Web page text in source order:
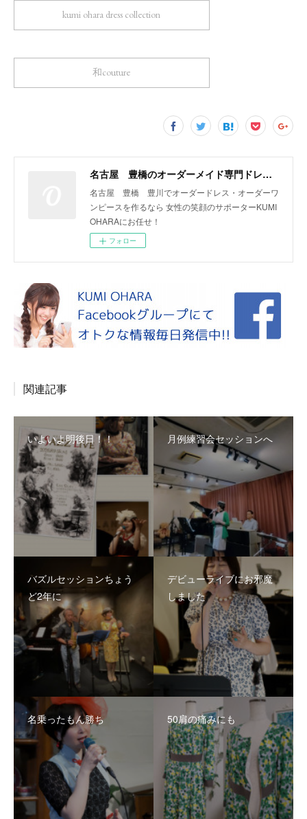
kumi ohara dress collection
和couture
名古屋 豊橋のオーダーメイド専門ドレスデザイナー KUMI OHARA
名古屋 豊橋 豊川でオーダードレス・オーダーワ
ンピースを作るなら 女性の笑顔のサポーターKUMI
OHARAにお任せ！
フォロー
関連記事
いよいよ明後日！！ 月例練習会セッションへ
バズルセッションちょう
ど2年に
デビューライブにお邪魔
しました
名乗ったもん勝ち 50肩の痛みにも